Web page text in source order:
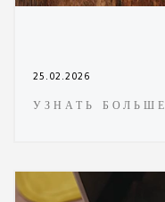
25.02.2026
УЗНАТЬ БОЛЬШЕ